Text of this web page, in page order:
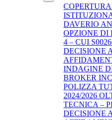
DAVERIO
OPZIONE DI
4 – CUI
DECISIONE
INDAGINE
BROKER
POLIZZA
2024/2026
TECNICA –
DECISIONE